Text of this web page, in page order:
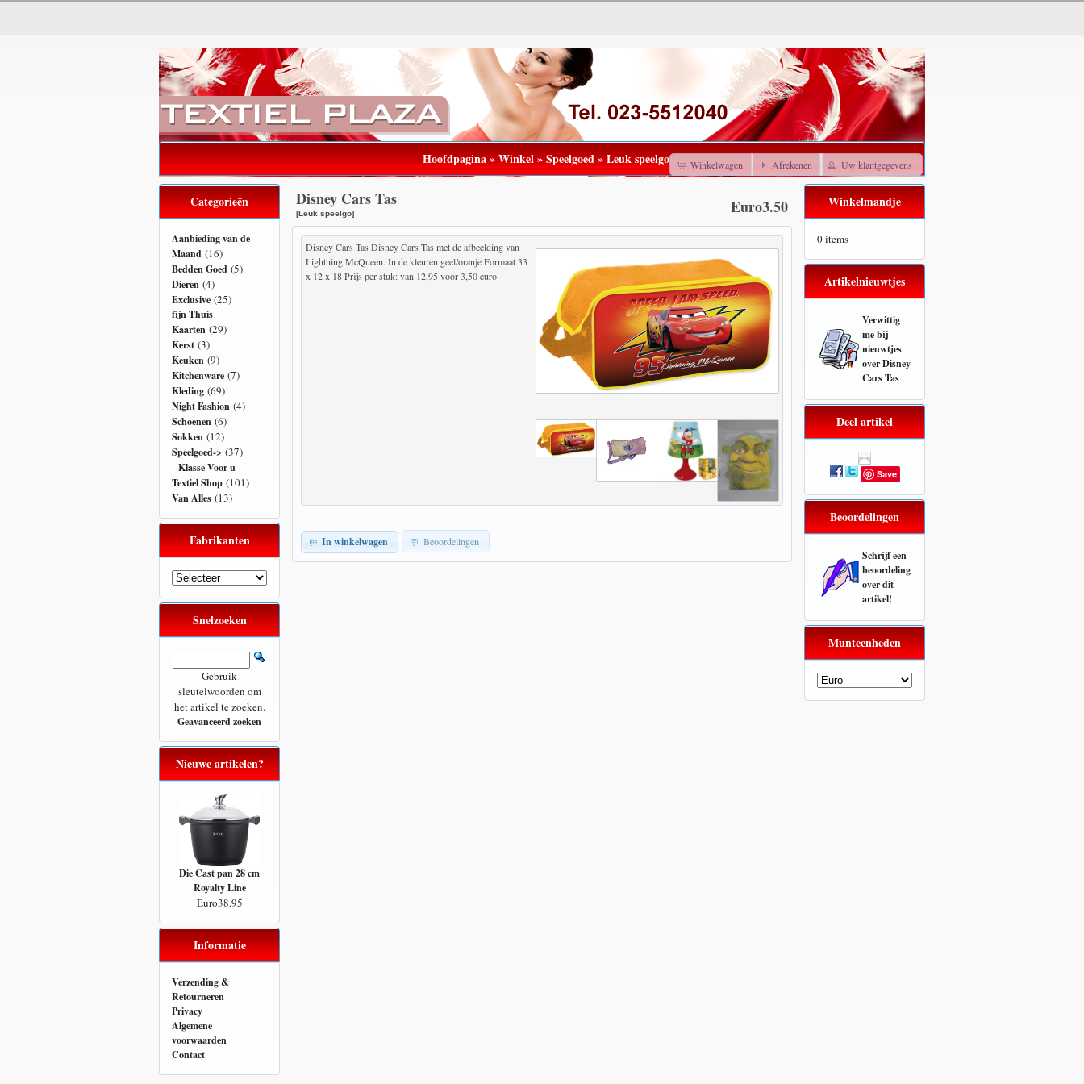
Winkelwagen Afrekenen Uw klantgegevens
Hoofdpagina»Winkel»Speelgoed»Leuk speelgo
Euro3.50
Disney Cars Tas
[Leuk speelgo]
Disney Cars Tas Disney Cars Tas met de afbeelding van
Lightning McQueen. In de kleuren geel/oranje Formaat 33
x 12 x 18 Prijs per stuk: van 12,95 voor 3,50 euro
In winkelwagen Beoordelingen
Categorieën
Aanbieding van de
Maand (16)
Bedden Goed (5)
Dieren (4)
Exclusive (25)
fijn Thuis
Kaarten (29)
Kerst (3)
Keuken (9)
Kitchenware (7)
Kleding (69)
Night Fashion (4)
Schoenen (6)
Sokken (12)
Speelgoed-> (37)
Klasse Voor u
Textiel Shop (101)
Van Alles (13)
Fabrikanten
Snelzoeken
Gebruik
sleutelwoorden om
het artikel te zoeken.
Geavanceerd zoeken
Nieuwe artikelen?
Die Cast pan 28 cm
Royalty Line
Euro38.95
Informatie
Verzending &
Retourneren
Privacy
Algemene
voorwaarden
Contact
Winkelmandje
0 items
Artikelnieuwtjes
Verwittig
me bij
nieuwtjes
overDisney
Cars Tas
Deel artikel
Save
Beoordelingen
Schrijf een
beoordeling
over dit
artikel!
Munteenheden